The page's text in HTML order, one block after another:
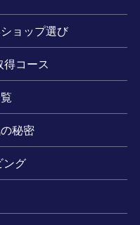
ョップ選び
得コース
秘密
ング